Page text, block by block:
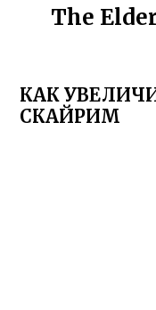
The
КАК
СКАЙРИМ